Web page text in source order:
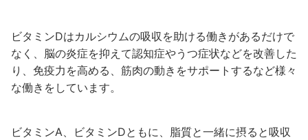
ビタミンDはカルシウムの吸収を助ける働きがあるだけで
なく、脳の炎症を抑えて認知症やうつ症状などを改善した
り、免疫力を高める、筋肉の動きをサポートするなど様々
な働きをしています。
ビタミンA、ビタミンDともに、脂質と一緒に摂ると吸収